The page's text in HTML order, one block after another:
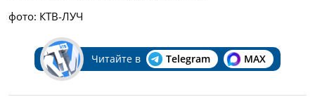
фото: КТВ-ЛУЧ
Читайте в Telegram MAX